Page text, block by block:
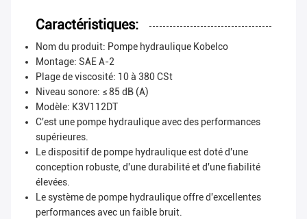
Caractéristiques:
Nom du produit: Pompe hydraulique Kobelco
Montage: SAE A-2
Plage de viscosité: 10 à 380 CSt
Niveau sonore: ≤ 85 dB (A)
Modèle: K3V112DT
C'est une pompe hydraulique avec des performances
supérieures.
Le dispositif de pompe hydraulique est doté d'une
conception robuste, d'une durabilité et d'une fiabilité
élevées.
Le système de pompe hydraulique offre d'excellentes
performances avec un faible bruit.